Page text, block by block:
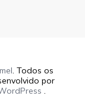
. Todos os
por